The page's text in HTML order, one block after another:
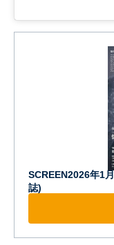
SCREEN2026年1
誌)